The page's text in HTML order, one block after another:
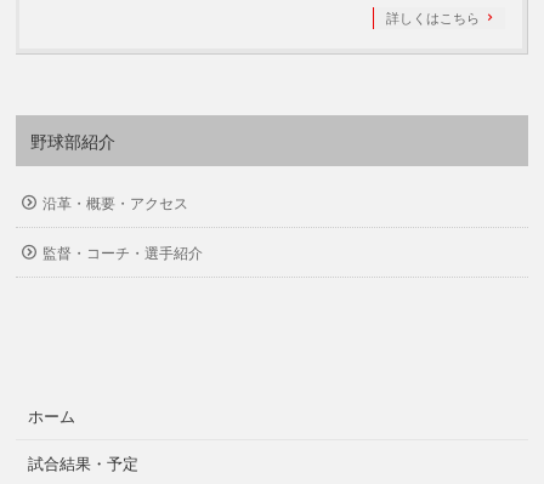
詳しくはこちら
野球部紹介
沿革・概要・アクセス
監督・コーチ・選手紹介
ホーム
試合結果・予定